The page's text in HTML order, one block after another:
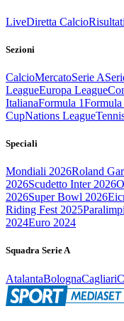
LiveDiretta Calcio
Sezioni
CalcioMercatoSerie A
LeagueEuropa League
ItalianaFormula 1Formula
CupNations League
Speciali
Mondiali 2026Roland
2026Scudetto Inter 2026
2026Super Bowl 2026
Riding Fest 2025
2024Euro 2024
Squadra Serie A
AtalantaBolognaCagliari